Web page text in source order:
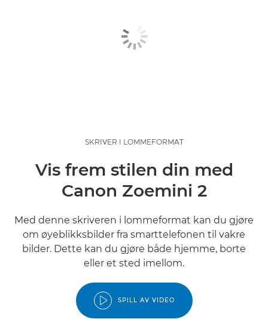
SKRIVER I LOMMEFORMAT
Vis frem stilen din med
Canon Zoemini 2
Med denne skriveren i lommeformat kan du gjøre
om øyeblikksbilder fra smarttelefonen til vakre
bilder. Dette kan du gjøre både hjemme, borte
eller et sted imellom.
SPILL AV VIDEO